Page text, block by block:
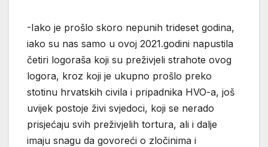
-Iako je prošlo skoro nepunih trideset godina,
iako su nas samo u ovoj 2021.godini napustila
četiri logoraša koji su preživjeli strahote ovog
logora, kroz koji je ukupno prošlo preko
stotinu hrvatskih civila i pripadnika HVO-a, još
uvijek postoje živi svjedoci, koji se nerado
prisjećaju svih preživjelih tortura, ali i dalje
imaju snagu da govoreći o zločinima i